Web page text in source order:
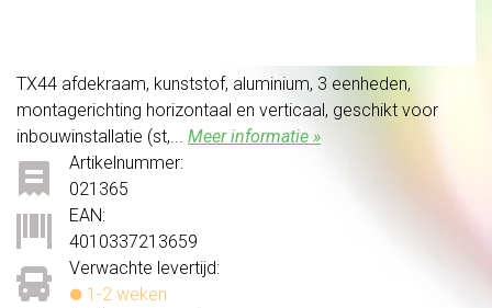
TX44 afdekraam, kunststof, aluminium, 3 eenheden,
montagerichting horizontaal en verticaal, geschikt voor
inbouwinstallatie (st,... Meer informatie »
Verwachte levertijd:
1-2 weken
Artikelnummer:
021365
EAN:
4010337213659